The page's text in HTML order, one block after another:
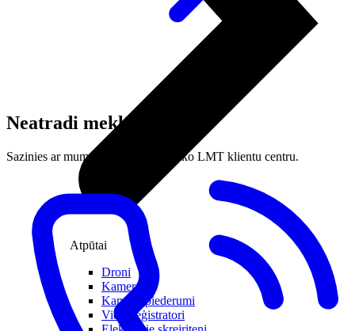
Atpūtai
Droni
Kameras
Kameru piederumi
Videoreģistratori
Neatradi meklēto?
Sazinies ar mums vai apmeklē tuvāko LMT klientu centru.